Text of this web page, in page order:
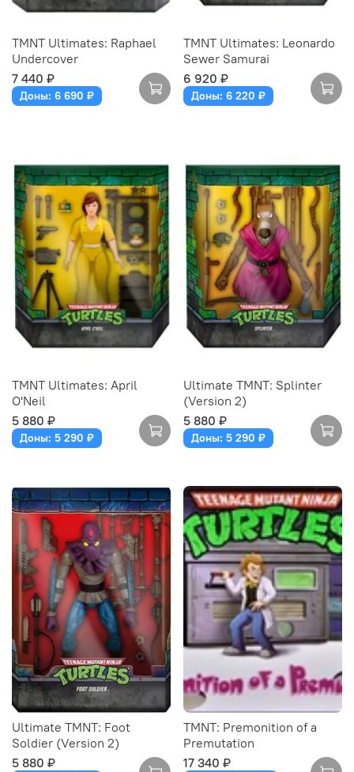
TMNT Ultimates: Raphael
Undercover
7 440 ₽
Доны: 6 690 ₽
TMNT Ultimates: Leonardo
Sewer Samurai
6 920 ₽
Доны: 6 220 ₽
TMNT Ultimates: April
O'Neil
5 880 ₽
Доны: 5 290 ₽
Ultimate TMNT: Splinter
(Version 2)
5 880 ₽
Доны: 5 290 ₽
Ultimate TMNT: Foot
Soldier (Version 2)
5 880 ₽
TMNT: Premonition of a
Premutation
17 340 ₽